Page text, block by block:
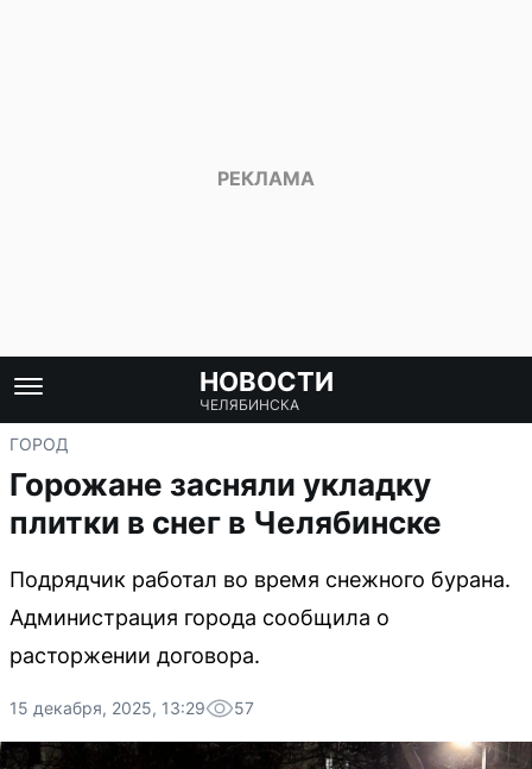
НОВОСТИ
ЧЕЛЯБИНСКА
ГОРОД
Горожане засняли укладку
плитки в снег в Челябинске
Подрядчик работал во время снежного бурана.
Администрация города сообщила о
расторжении договора.
15 декабря, 2025, 13:29 57